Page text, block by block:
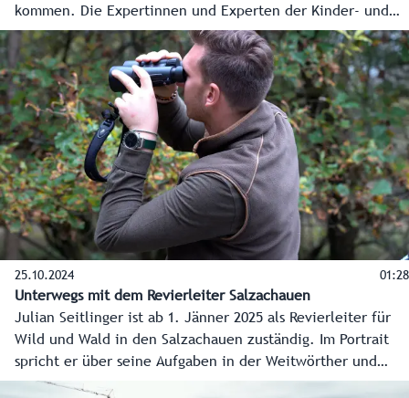
kommen. Die Expertinnen und Experten der Kinder- und
Jugendhilfe des Landes stehen bereit, um das Kindeswohl
zu schützen und Hilfe zu leisten.
25.10.2024 01:28
Unterwegs mit dem Revierleiter Salzachauen
Julian Seitlinger ist ab 1. Jänner 2025 als Revierleiter für
Wild und Wald in den Salzachauen zuständig. Im Portrait
spricht er über seine Aufgaben in der Weitwörther und
Antheringer Au, die gemeinsam zum Naturpark Salzachauen